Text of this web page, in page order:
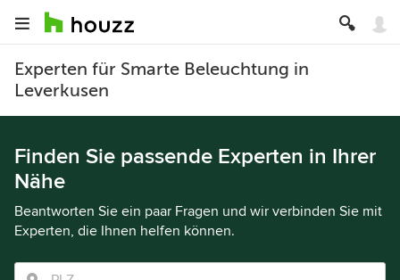
Experten für Smarte Beleuchtung in
Leverkusen
Finden Sie passende Experten in Ihrer
Nähe
Beantworten Sie ein paar Fragen und wir verbinden Sie mit
Experten, die Ihnen helfen können.